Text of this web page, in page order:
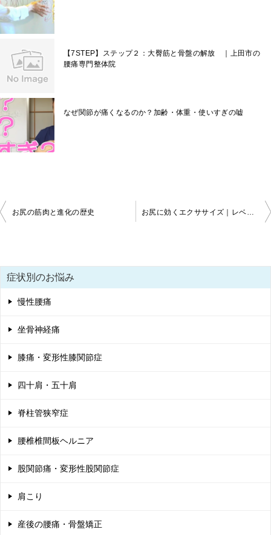
【7STEP】ステップ２：大臀筋と骨盤の解放 ｜上田市の
腰痛専門整体院
なぜ関節が痛くなるのか？加齢・体重・使いすぎの嘘
投
ビ
ゲ
ー
シ
お尻の筋肉と進化の歴史 お尻に効くエクササイズ｜レベル１〜３
症状別のお悩み
慢性腰痛
坐骨神経痛
膝痛・変形性膝関節症
四十肩・五十肩
脊柱管狭窄症
腰椎椎間板ヘルニア
股関節痛・変形性股関節症
肩こり
産後の腰痛・骨盤矯正